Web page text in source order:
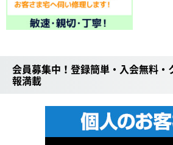
会員募集中！登録簡単・入会無料・
報満載